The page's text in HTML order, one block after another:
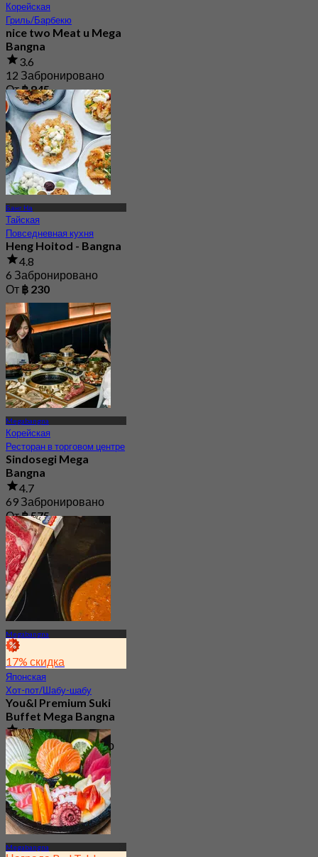
Корейская
Гриль/Барбекю
nice two Meat u Mega
Bangna
3.6
12 Забронировано
От฿ 845
Банг На
Тайская
Повседневная кухня
Heng Hoitod - Bangna
4.8
6 Забронировано
От ฿ 230
Megabangna
Корейская
Ресторан в торговом центре
Sindosegi Mega
Bangna
4.7
69 Забронировано
От฿ 575
Megabangna
17% скидка
Японская
Хот-пот/Шабу-шабу
You&I Premium Suki
Buffet Mega Bangna
4.7
3.6K Забронировано
От฿ 498
Megabangna